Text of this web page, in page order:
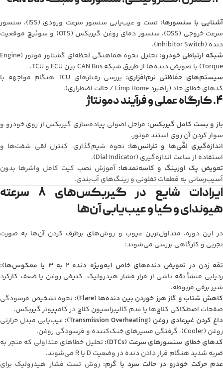
آشنایی با سنسورها:
تست و عیب‌یابی سنسور سرعت ورودی (ISS)، سنسور
سرعت خروجی (OSS)، سنسور دمای روغن گیربکس (OTS) و سوئیچ موقعیت
دنده (Inhibitor Switch).
شبکه ارتباطی خودرو:
تحلیل نحوه هماهنگی لحظه‌ای گشتاور موتور (Engine
Torque) با تعویض دنده‌ها از طریق شبکه CAN Bus بین ECU و TCU.
سیستم‌های حفاظتی نرم‌افزاری:
بررسی رفتارهای TCU هنگام مواجهه با
کدهای خطای حاد (راهبرد Limp Home / حالت اضطراری).
۴. کارگاه عملی و فرآیند دمونتاژ
باز و بست کامل گیربکس: مراحل اصولی پیاده‌سازی گیربکس از روی خودرو و
سوار کردن آن روی استند موتور.
اندازه‌گیری لقّی‌ها و تلرانس‌ها: نحوه شیم‌گذاری، کنترل لقی شفت‌ها و
استفاده از ساعت اندازه‌گیری (Dial Indicator).
تعویض پک اورینگ و کاسه‌نمدها: آموزش نصب کیت کامل واشرها بدون
آسیب‌رسانی به قطعات تفلونی و رینگ‌های آب‌بندی.
ایرادات شایع در گیربکس‌های ۸ سرعته
هیوندای و کیا و عیب‌یابی آن‌ها
در این دوره، متداول‌ترین عیوب و روش‌های برطرف کردن آن‌ها به صورت
تجربی و کارگاهی بررسی می‌شوند:
تقه زدن در تعویض دنده‌های خاص (به‌ویژه دنده ۲ به ۳ یا معکوس‌ها):
ردیابی منشأ تقه ناشی از فرار فشار هیدرولیک، کثیفی روغن یا ضعف کارکرد
شیر برقی مربوطه.
کاهش شتاب و گاز هرز خوردن بین دنده‌ها (Flare):
نحوه تشخیص فرسودگی
صفحات اصطکاکی کلاچ‌ها یا عدم کالیبراسیون کلاچ در کامپیوتر گیربکس.
داغ کردن غیرعادی روغن (Transmission Overheating):
عیب‌یابی مبدل حرارتی
روغن (Cooler)، گرفتگی مسیرهای خنک‌کننده و فرسودگی روغن.
کدهای خطای سنسورهای سرعت (DTCs):
تحلیل خطاهای متداولی که منجر به
ضربه شدید هنگام قرار دادن دنده در وضعیت D یا R می‌شوند.
عدم حرکت خودرو در حالت سرد یا گرم: روش تست فشار هیدرولیک برای